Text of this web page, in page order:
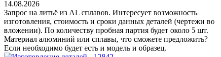
14.08.2026
Запрос на литьё из AL сплавов. Интересует возможность
изготовления, стоимость и сроки данных деталей (чертежи во
вложении). По количеству пробная партия будет около 5 шт.
Материал алюминий или сплавы, что сможете предложить?
Если необходимо будет есть и модель и образец.